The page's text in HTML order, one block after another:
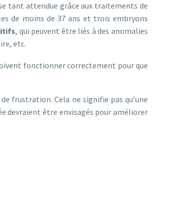
tant attendue grâce aux traitements de
de moins de 37 ans et trois embryons
, qui peuvent être liés à des anomalies
etc.
fonctionner correctement pour que
frustration. Cela ne signifie pas qu’une
devraient être envisagés pour améliorer